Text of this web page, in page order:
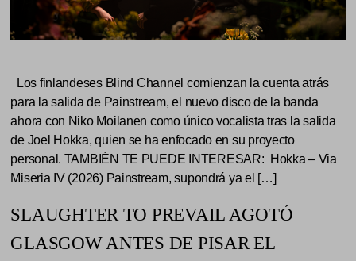
Los finlandeses Blind Channel comienzan la cuenta atrás
para la salida de Painstream, el nuevo disco de la banda
ahora con Niko Moilanen como único vocalista tras la salida
de Joel Hokka, quien se ha enfocado en su proyecto
personal. TAMBIÉN TE PUEDE INTERESAR: Hokka – Via
Miseria IV (2026) Painstream, supondrá ya el […]
SLAUGHTER TO PREVAIL AGOTÓ
GLASGOW ANTES DE PISAR EL